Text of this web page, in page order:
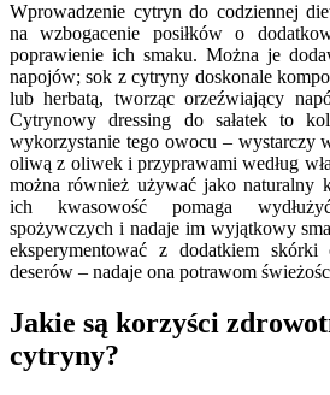
Wprowadzenie cytryn do codziennej
na wzbogacenie posiłków o
poprawienie ich smaku. Można je
napojów; sok z cytryny doskonale
lub herbatą, tworząc orzeźwiający
Cytrynowy dressing do sałatek to
wykorzystanie tego owocu – wystarczy
oliwą z oliwek i przyprawami według
można również używać jako naturalny
ich kwasowość pomaga
spożywczych i nadaje im wyjątkowy
eksperymentować z dodatkiem
deserów – nadaje ona potrawom
Jakie są korzyści
cytryny?